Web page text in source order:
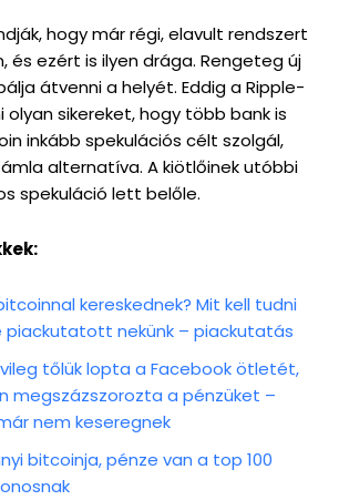
hogy már régi, elavult rendszert
és ezért is ilyen drága. Rengeteg új
átvenni a helyét. Eddig a Ripple-
olyan sikereket, hogy több bank is
inkább spekulációs célt szolgál,
alternatíva. A kiötlőinek utóbbi
spekuláció lett belőle.
kereskednek? Mit kell tudni
piackutatott nekünk – piackutatás
tőlük lopta a Facebook ötletét,
megszázszorozta a pénzüket –
nem keseregnek
bitcoinja, pénze van a top 100